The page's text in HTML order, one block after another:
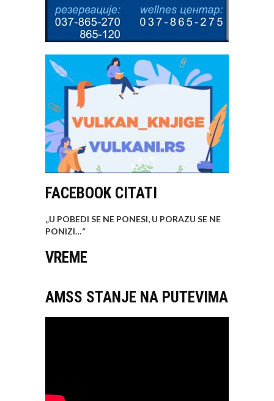
FACEBOOK CITATI
„U POBEDI SE NE PONESI, U PORAZU SE NE
PONIZI…“
VREME
AMSS STANJE NA PUTEVIMA